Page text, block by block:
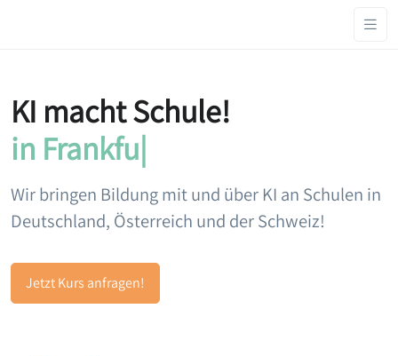
KI macht Schule!
in Frankfurt.
Wir bringen Bildung mit und über KI an Schulen in
Deutschland, Österreich und der Schweiz!
Jetzt Kurs anfragen!